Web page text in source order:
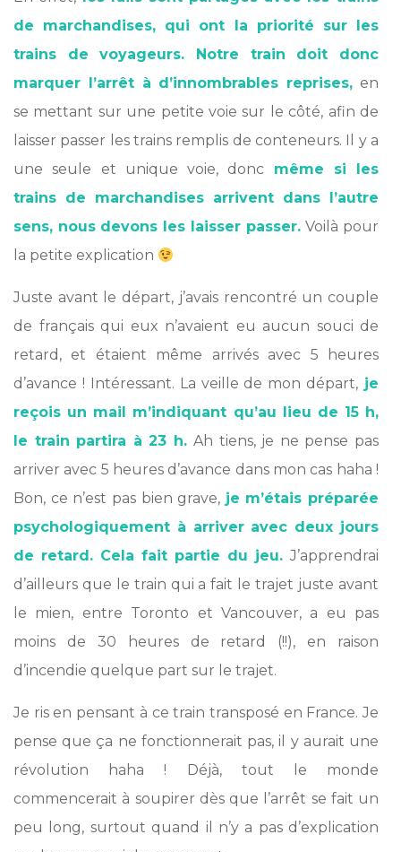
de marchandises, qui ont la priorité sur les
trains de voyageurs. Notre train doit donc
marquer l’arrêt à d’innombrables reprises, en
se mettant sur une petite voie sur le côté, afin de
laisser passer les trains remplis de conteneurs. Il y a
une seule et unique voie, donc même si les
trains de marchandises arrivent dans l’autre
sens, nous devons les laisser passer. Voilà pour
la petite explication
Juste avant le départ, j’avais rencontré un couple
de français qui eux n’avaient eu aucun souci de
retard, et étaient même arrivés avec 5 heures
d’avance ! Intéressant. La veille de mon départ, je
reçois un mail m’indiquant qu’au lieu de 15 h,
le train partira à 23 h. Ah tiens, je ne pense pas
arriver avec 5 heures d’avance dans mon cas haha !
Bon, ce n’est pas bien grave, je m’étais préparée
psychologiquement à arriver avec deux jours
de retard. Cela fait partie du jeu. J’apprendrai
d’ailleurs que le train qui a fait le trajet juste avant
le mien, entre Toronto et Vancouver, a eu pas
moins de 30 heures de retard (!!), en raison
d’incendie quelque part sur le trajet.
Je ris en pensant à ce train transposé en France. Je
pense que ça ne fonctionnerait pas, il y aurait une
révolution haha ! Déjà, tout le monde
commencerait à soupirer dès que l’arrêt se fait un
peu long, surtout quand il n’y a pas d’explication